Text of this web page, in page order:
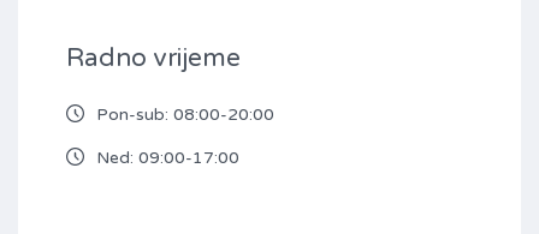
Radno vrijeme
Pon-sub: 08:00-20:00
Ned: 09:00-17:00